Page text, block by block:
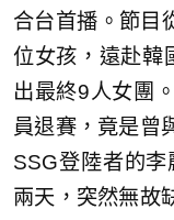
合台首播。節目
位女孩，遠赴韓
出最終9人女團
員退賽，竟是曾
SSG登陸者的
兩天，突然無故